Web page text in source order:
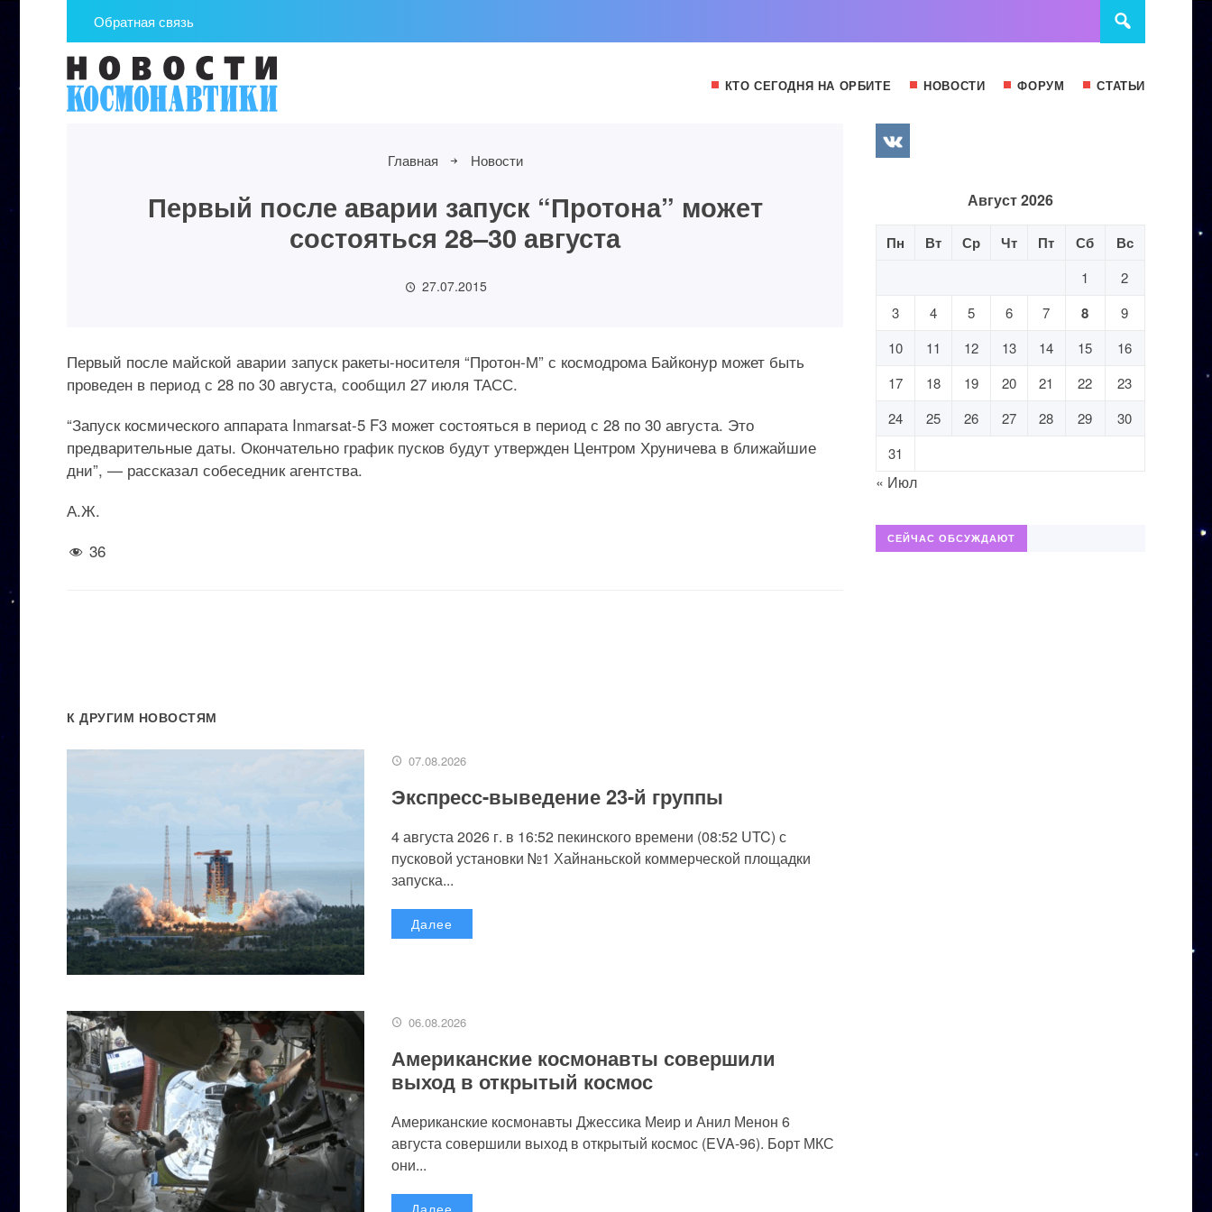
Обратная связь
КТО СЕГОДНЯ НА ОРБИТЕ НОВОСТИ ФОРУМ СТАТЬИ
Главная Новости
Первый после аварии запуск “Протона” может
состояться 28–30 августа
27.07.2015
Первый после майской аварии запуск ракеты-носителя “Протон-М” с космодрома Байконур может быть
проведен в период с 28 по 30 августа, сообщил 27 июля ТАСС.
“Запуск космического аппарата Inmarsat-5 F3 может состояться в период с 28 по 30 августа. Это
предварительные даты. Окончательно график пусков будут утвержден Центром Хруничева в ближайшие
дни”, — рассказал собеседник агентства.
А.Ж.
36
К ДРУГИМ НОВОСТЯМ
07.08.2026
Экспресс-выведение 23-й группы
4 августа 2026 г. в 16:52 пекинского времени (08:52 UTC) с
пусковой установки №1 Хайнаньской коммерческой площадки
запуска...
Далее
06.08.2026
Американские космонавты совершили
выход в открытый космос
Американские космонавты Джессика Меир и Анил Менон 6
августа совершили выход в открытый космос (EVA-96). Борт МКС
они...
Далее
Август 2026
Пн Вт Ср Чт Пт Сб Вс
1
2
3
4 5 6 7 8
9
10
11 12 13 14 15
16
17
18 19 20 21 22
23
24
25 26 27 28 29
30
31
« Июл
СЕЙЧАС ОБСУЖДАЮТ